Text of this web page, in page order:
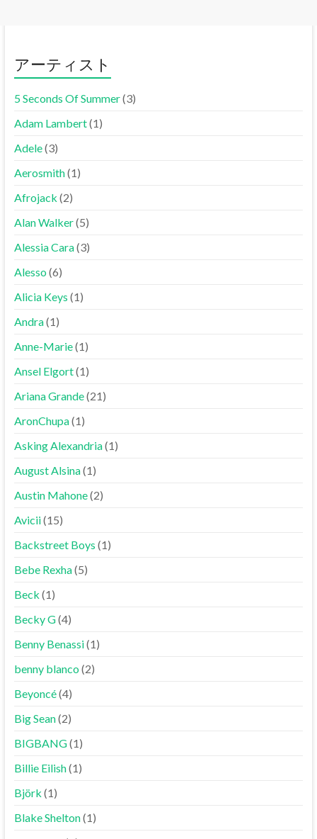
アーティスト
5 Seconds Of Summer(3)
Adam Lambert(1)
Adele(3)
Aerosmith(1)
Afrojack (2)
Alan Walker(5)
Alessia Cara(3)
Alesso(6)
Alicia Keys (1)
Andra(1)
Anne-Marie(1)
Ansel Elgort(1)
Ariana Grande(21)
AronChupa(1)
Asking Alexandria(1)
August Alsina(1)
Austin Mahone(2)
Avicii(15)
Backstreet Boys (1)
Bebe Rexha(5)
Beck (1)
Becky G(4)
Benny Benassi(1)
benny blanco(2)
Beyoncé(4)
Big Sean(2)
BIGBANG(1)
Billie Eilish(1)
Björk (1)
Blake Shelton(1)